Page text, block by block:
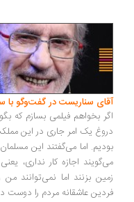
سناریست در گفت‌وگو با سعید
بخواهم فیلمی بسازم که بگویم
یک امر جاری در این مملکت
اما می‌گفتند این مسلمان
اجازه کار نداری، یعنی با
بزنند اما نمی‌توانند من را
عاشقانه مردم را دوست داشت ...